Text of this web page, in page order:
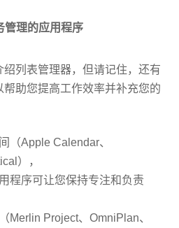
管理的应用程序
列表管理器，但请记住，还有
助您提高工作效率并补充您的
（Apple Calendar、
），
程序可让您保持专注和负责
Merlin Project、OmniPlan、